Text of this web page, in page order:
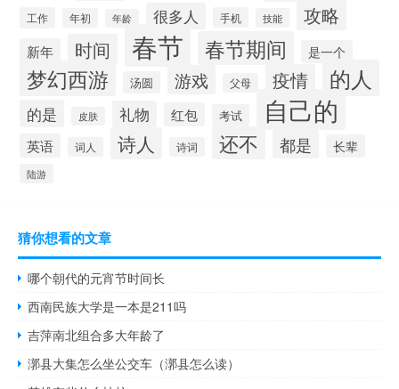
工作 年初 年龄 很多人 手机 技能 攻略
新年 时间 春节 春节期间 是一个
梦幻西游 汤圆 游戏 父母 疫情 的人
的是 皮肤 礼物 红包 考试 自己的
英语 词人 诗人 诗词 还不 都是 长辈
陆游
猜你想看的文章
哪个朝代的元宵节时间长
西南民族大学是一本是211吗
吉萍南北组合多大年龄了
漷县大集怎么坐公交车（漷县怎么读）